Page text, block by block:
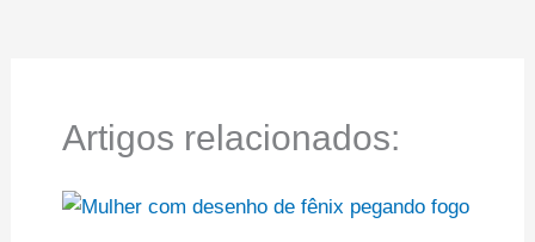
Artigos relacionados: